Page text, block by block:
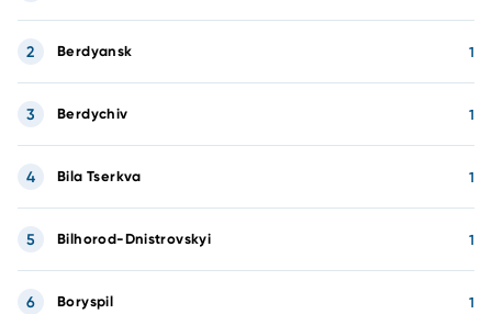
Berdyansk 1
2
Berdychiv 1
3
Bila Tserkva 1
4
Bilhorod-Dnistrovskyi 1
5
Boryspil 1
6